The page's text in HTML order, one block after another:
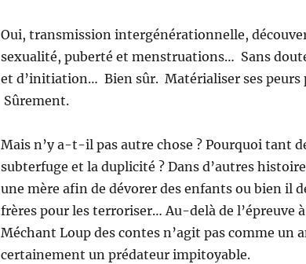
Oui, transmission intergénérationnelle,
sexualité, puberté et menstruations… Sans
et d’initiation… Bien sûr. Matérialiser ses peurs
Sûrement.
Mais n’y a-t-il pas autre chose ? Pourquoi tant
subterfuge et la duplicité ? Dans d’autres
une mère afin de dévorer des enfants ou bien il
frères pour les terroriser… Au-delà de l’épreuve
Méchant Loup des contes n’agit pas comme un
certainement un prédateur impitoyable.